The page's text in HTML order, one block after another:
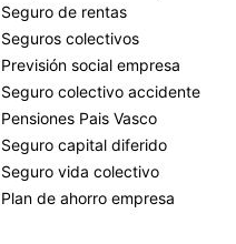
Seguro de rentas
Seguros colectivos
Previsión social empresa
Seguro colectivo accidente
Pensiones Pais Vasco
Seguro capital diferido
Seguro vida colectivo
Plan de ahorro empresa